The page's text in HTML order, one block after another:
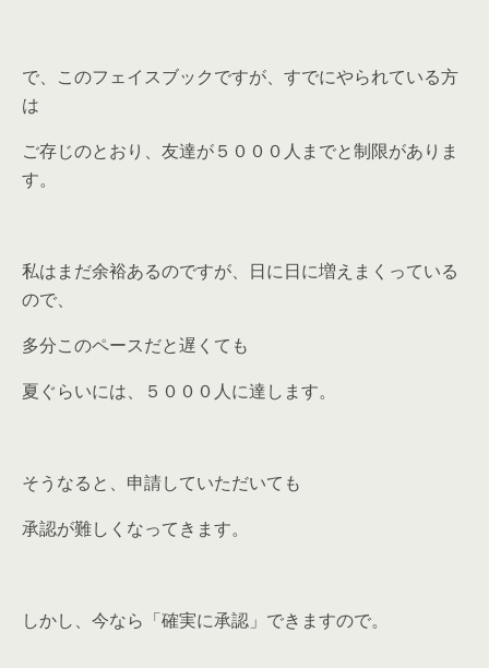
で、このフェイスブックですが、すでにやられている方
は
ご存じのとおり、友達が５０００人までと制限がありま
す。
私はまだ余裕あるのですが、日に日に増えまくっている
ので、
多分このペースだと遅くても
夏ぐらいには、５０００人に達します。
そうなると、申請していただいても
承認が難しくなってきます。
しかし、今なら「確実に承認」できますので。